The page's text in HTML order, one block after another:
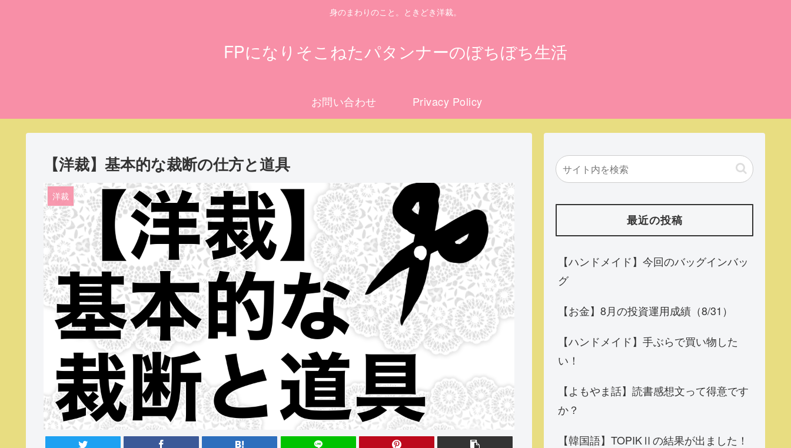
身のまわりのこと。ときどき洋裁。
FPになりそこねたパタンナーのぼちぼち生活
お問い合わせ Privacy Policy
【洋裁】基本的な裁断の仕方と道具
洋裁
最近の投稿
【ハンドメイド】今回のバッグインバッ
グ
【お金】8月の投資運用成績（8/31）
【ハンドメイド】手ぶらで買い物した
い！
【よもやま話】読書感想文って得意です
か？
【韓国語】TOPIKⅡの結果が出ました！